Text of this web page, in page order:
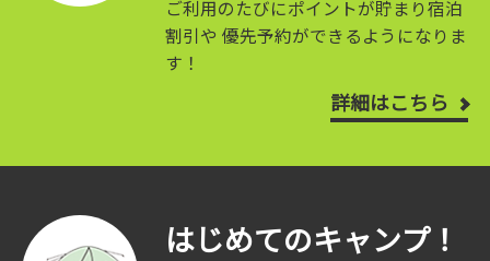
ご利用のたびにポイントが貯まり宿泊
割引や 優先予約ができるようになりま
す！
詳細はこちら
はじめてのキャンプ！